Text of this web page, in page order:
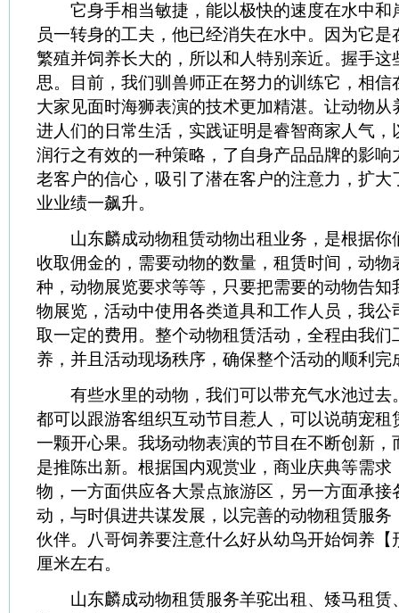
它身手相当敏捷，能以极快的速度在水中和
员一转身的工夫，他已经消失在水中。因为它
繁殖并饲养长大的，所以和人特别亲近。握手这
思。目前，我们驯兽师正在努力的训练它，相信
大家见面时海狮表演的技术更加精湛。让动物从
进人们的日常生活，实践证明是睿智商家人气，
润行之有效的一种策略，了自身产品品牌的影响
老客户的信心，吸引了潜在客户的注意力，扩大
业业绩一飙升。
山东麟成动物租赁动物出租业务，是根据你
收取佣金的，需要动物的数量，租赁时间，动物
种，动物展览要求等等，只要把需要的动物告知
物展览，活动中使用各类道具和工作人员，我公
取一定的费用。整个动物租赁活动，全程由我们
养，并且活动现场秩序，确保整个活动的顺利完
有些水里的动物，我们可以带充气水池过去
都可以跟游客组织互动节目惹人，可以说萌宠租
一颗开心果。我场动物表演的节目在不断创新，
是推陈出新。根据国内观赏业，商业庆典等需求
物，一方面供应各大景点旅游区，另一方面承接
动，与时俱进共谋发展，以完善的动物租赁服务
伙伴。八哥饲养要注意什么好从幼鸟开始饲养【
厘米左右。
山东麟成动物租赁服务羊驼出租、矮马租赁